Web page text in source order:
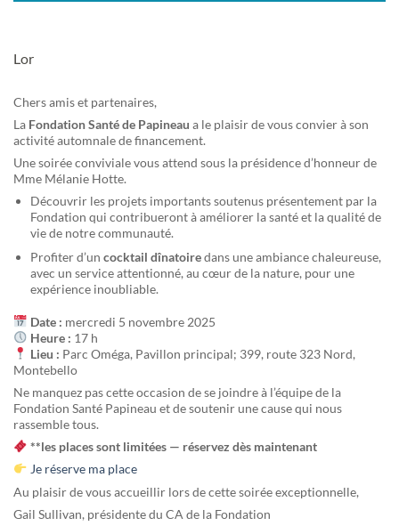
Lor
Chers amis et partenaires,
La Fondation Santé de Papineau a le plaisir de vous convier à son
activité automnale de financement.
Une soirée conviviale vous attend sous la présidence d’honneur de
Mme Mélanie Hotte.
Découvrir les projets importants soutenus présentement par la
Fondation qui contribueront à améliorer la santé et la qualité de
vie de notre communauté.
Profiter d’un cocktail dînatoiredans une ambiance chaleureuse,
avec un service attentionné, au cœur de la nature, pour une
expérience inoubliable.
Date : mercredi 5 novembre 2025
Heure : 17 h
Lieu : Parc Oméga, Pavillon principal; 399, route 323 Nord,
Montebello
Ne manquez pas cette occasion de se joindre à l’équipe de la
Fondation Santé Papineau et de soutenir une cause qui nous
rassemble tous.
**les places sont limitées — réservez dès maintenant
Je réserve ma place
Au plaisir de vous accueillir lors de cette soirée exceptionnelle,
Gail Sullivan, présidente du CA de la Fondation